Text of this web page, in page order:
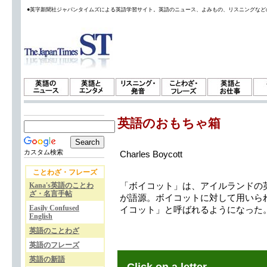
●英字新聞社ジャパンタイムズによる英語学習サイト。英語のニュース、よみもの、リスニングな
カスタム検索
ことわざ・フレーズ
Kana's英語のことわ
ざ・名言手帖
Easily Confused
English
英語のことわざ
英語のフレーズ
英語の新語
英語のおもちゃ箱
Charles Boycott
「ボイコット」は、アイルランド
が語源。ボイコットに対して用い
イコット」と呼ばれるようになった